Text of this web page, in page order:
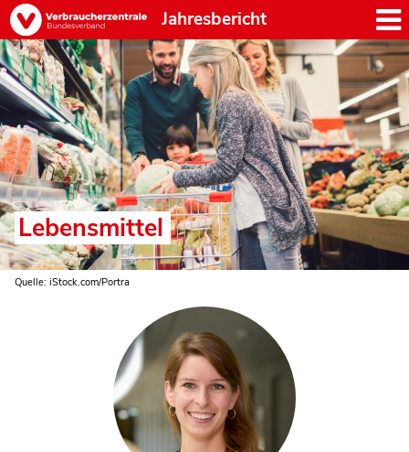
Jahresbericht
Quelle: iStock.com/Portra
Lebensmittel